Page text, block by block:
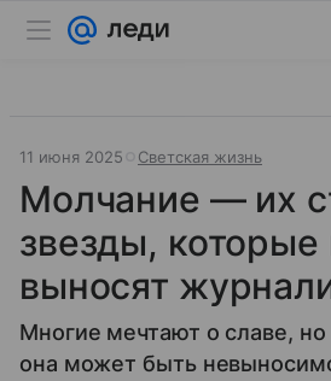
11 июня 2025 Светская жизнь
Молчание — их
звезды, которые
выносят
Многие мечтают о славе,
она может быть